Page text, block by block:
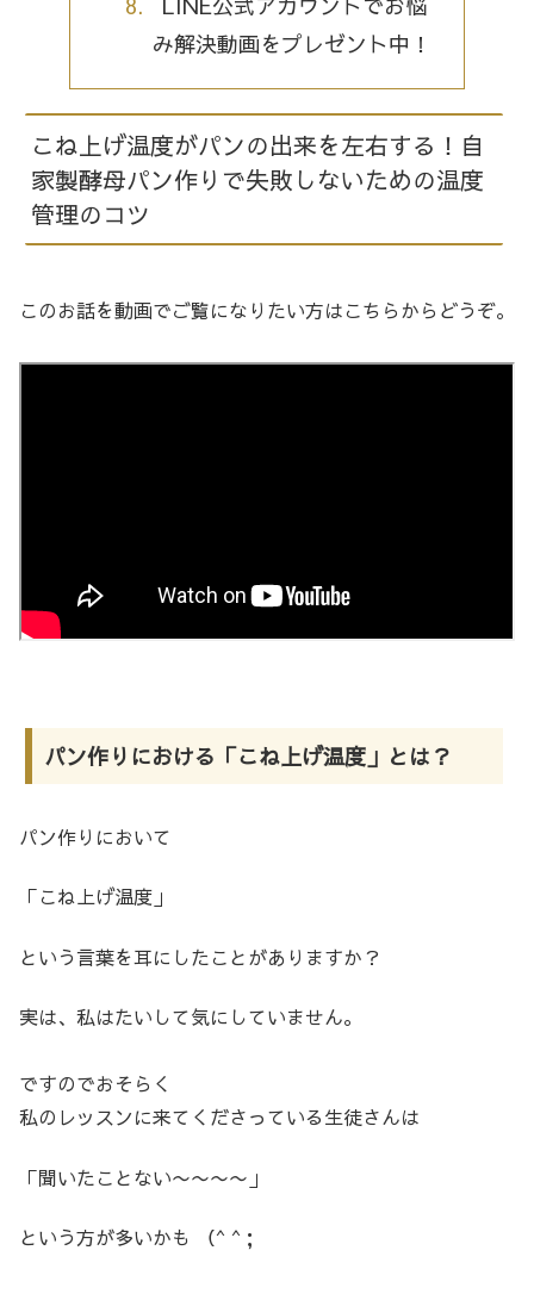
み解決動画をプレゼント中！
こね上げ温度がパンの出来を左右する！自
家製酵母パン作りで失敗しないための温度
管理のコツ
このお話を動画でご覧になりたい方はこちらからどうぞ。
パン作りにおける「こね上げ温度」とは？
パン作りにおいて
「こね上げ温度」
という言葉を耳にしたことがありますか？
実は、私はたいして気にしていません。
ですのでおそらく
私のレッスンに来てくださっている生徒さんは
「聞いたことない〜〜〜〜」
という方が多いかも （^ ^；